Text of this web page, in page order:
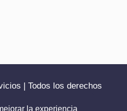
| Todos los derechos
la experiencia